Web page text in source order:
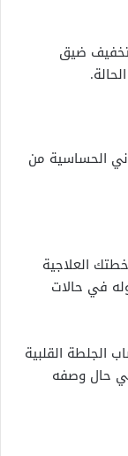
ضيق
الحساسية من
العلاجية
في حالات
الجلطة القلبية
حال وصفه